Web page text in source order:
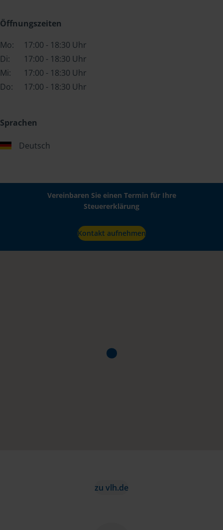
Öffnungszeiten
Mo:
17:00 - 18:30 Uhr
Di:
17:00 - 18:30 Uhr
Mi:
17:00 - 18:30 Uhr
Do:
17:00 - 18:30 Uhr
Sprachen
Deutsch
Vereinbaren Sie einen Termin für Ihre
Steuererklärung
Kontakt aufnehmen
zu vlh.de